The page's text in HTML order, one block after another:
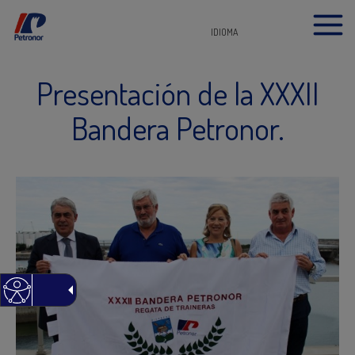
IDIOMA
Presentación de la XXXII
Bandera Petronor.